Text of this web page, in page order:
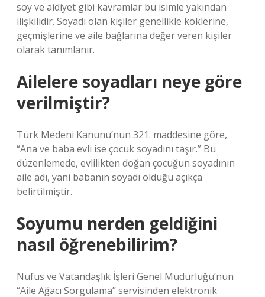
soy ve aidiyet gibi kavramlar bu isimle yakından
ilişkilidir. Soyadı olan kişiler genellikle köklerine,
geçmişlerine ve aile bağlarına değer veren kişiler
olarak tanımlanır.
Ailelere soyadları neye göre
verilmiştir?
Türk Medeni Kanunu’nun 321. maddesine göre,
“Ana ve baba evli ise çocuk soyadını taşır.” Bu
düzenlemede, evlilikten doğan çocuğun soyadının
aile adı, yani babanın soyadı olduğu açıkça
belirtilmiştir.
Soyumu nerden geldiğini
nasıl öğrenebilirim?
Nüfus ve Vatandaşlık İşleri Genel Müdürlüğü’nün
“Aile Ağacı Sorgulama” servisinden elektronik